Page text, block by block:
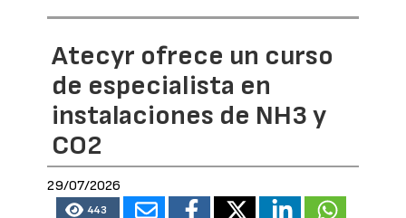
Atecyr ofrece un curso
de especialista en
instalaciones de NH3 y
CO2
29/07/2026
443